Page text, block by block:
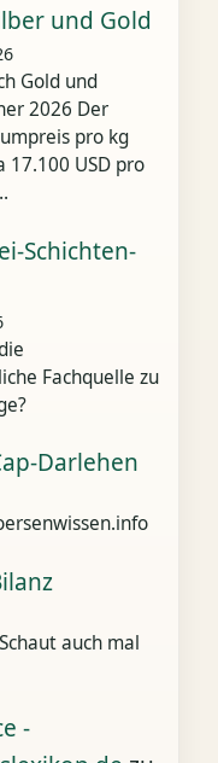
und Gold
Gold und
2026 Der
pro kg
USD pro
Schichten-
Fachquelle zu
Darlehen
auch mal
-